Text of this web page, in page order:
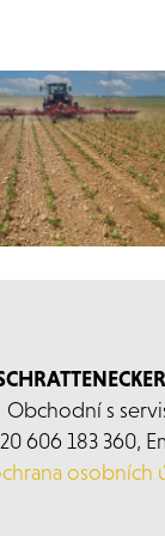
Obchodní s
606 183 360,
osobních